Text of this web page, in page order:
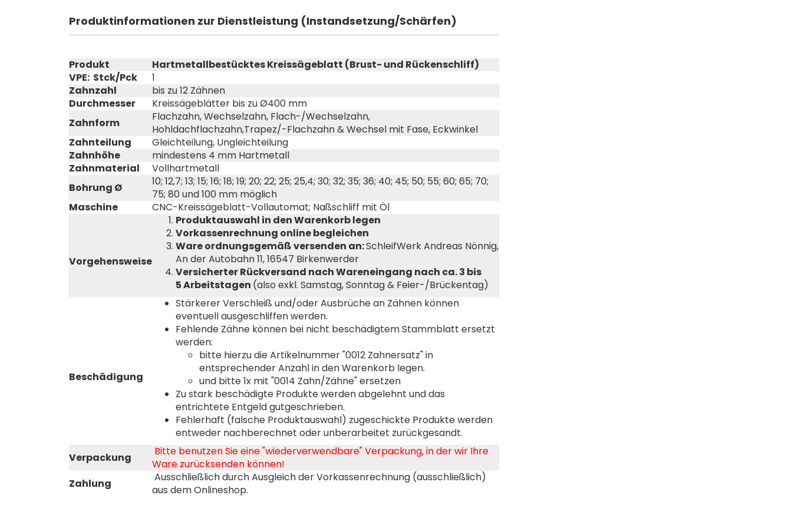
Produkt Hartmetallbestücktes Kreissägeblatt (Brust- und Rückenschliff)
Produktinformationen zur Dienstleistung (Instandsetzung/Schärfen)
VPE: Stck/Pck
1
Zahnzahl
bis zu 12 Zähnen
Durchmesser
Kreissägeblätter bis zu Ø400 mm
Zahnform
Flachzahn, Wechselzahn, Flach-/Wechselzahn,
Hohldachflachzahn,Trapez/-Flachzahn & Wechsel mit Fase, Eckwinkel
Zahnteilung
Gleichteilung, Ungleichteilung
Zahnhöhe
mindestens 4 mm Hartmetall
Zahnmaterial
Vollhartmetall
Bohrung Ø
10; 12,7; 13; 15; 16; 18; 19; 20; 22; 25; 25,4; 30; 32; 35; 36; 40; 45; 50; 55; 60; 65; 70;
75; 80 und 100 mm möglich
Maschine
CNC-Kreissägeblatt-Vollautomat; Naßschliff mit Öl
Vorgehensweise
Produktauswahl in den Warenkorb legen
Vorkassenrechnung online begleichen
Ware ordnungsgemäß versenden an:SchleifWerk Andreas Nönnig,
An der Autobahn 11, 16547 Birkenwerder
Versicherter Rückversand nach Wareneingang nach ca. 3 bis
5 Arbeitstagen (also exkl. Samstag, Sonntag & Feier-/Brückentag)
Beschädigung
Stärkerer Verschleiß und/oder Ausbrüche an Zähnen können
eventuell ausgeschliffen werden.
Fehlende Zähne können bei nicht beschädigtem Stammblatt ersetzt
werden:
bitte hierzu die Artikelnummer "0012 Zahnersatz" in
entsprechender Anzahl in den Warenkorb legen.
und bitte 1x mit "0014 Zahn/Zähne" ersetzen
Zu stark beschädigte Produkte werden abgelehnt und das
entrichtete Entgeld gutgeschrieben.
Fehlerhaft (falsche Produktauswahl) zugeschickte Produkte werden
entweder nachberechnet oder unberarbeitet zurückgesandt.
Verpackung
Bitte benutzen Sie eine "wiederverwendbare" Verpackung, in der wir Ihre
Ware zurücksenden können!
Zahlung
Ausschließlich durch Ausgleich der Vorkassenrechnung (ausschließlich)
aus dem Onlineshop.